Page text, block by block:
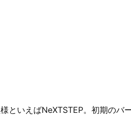
といえばNeXTSTEP。初期の